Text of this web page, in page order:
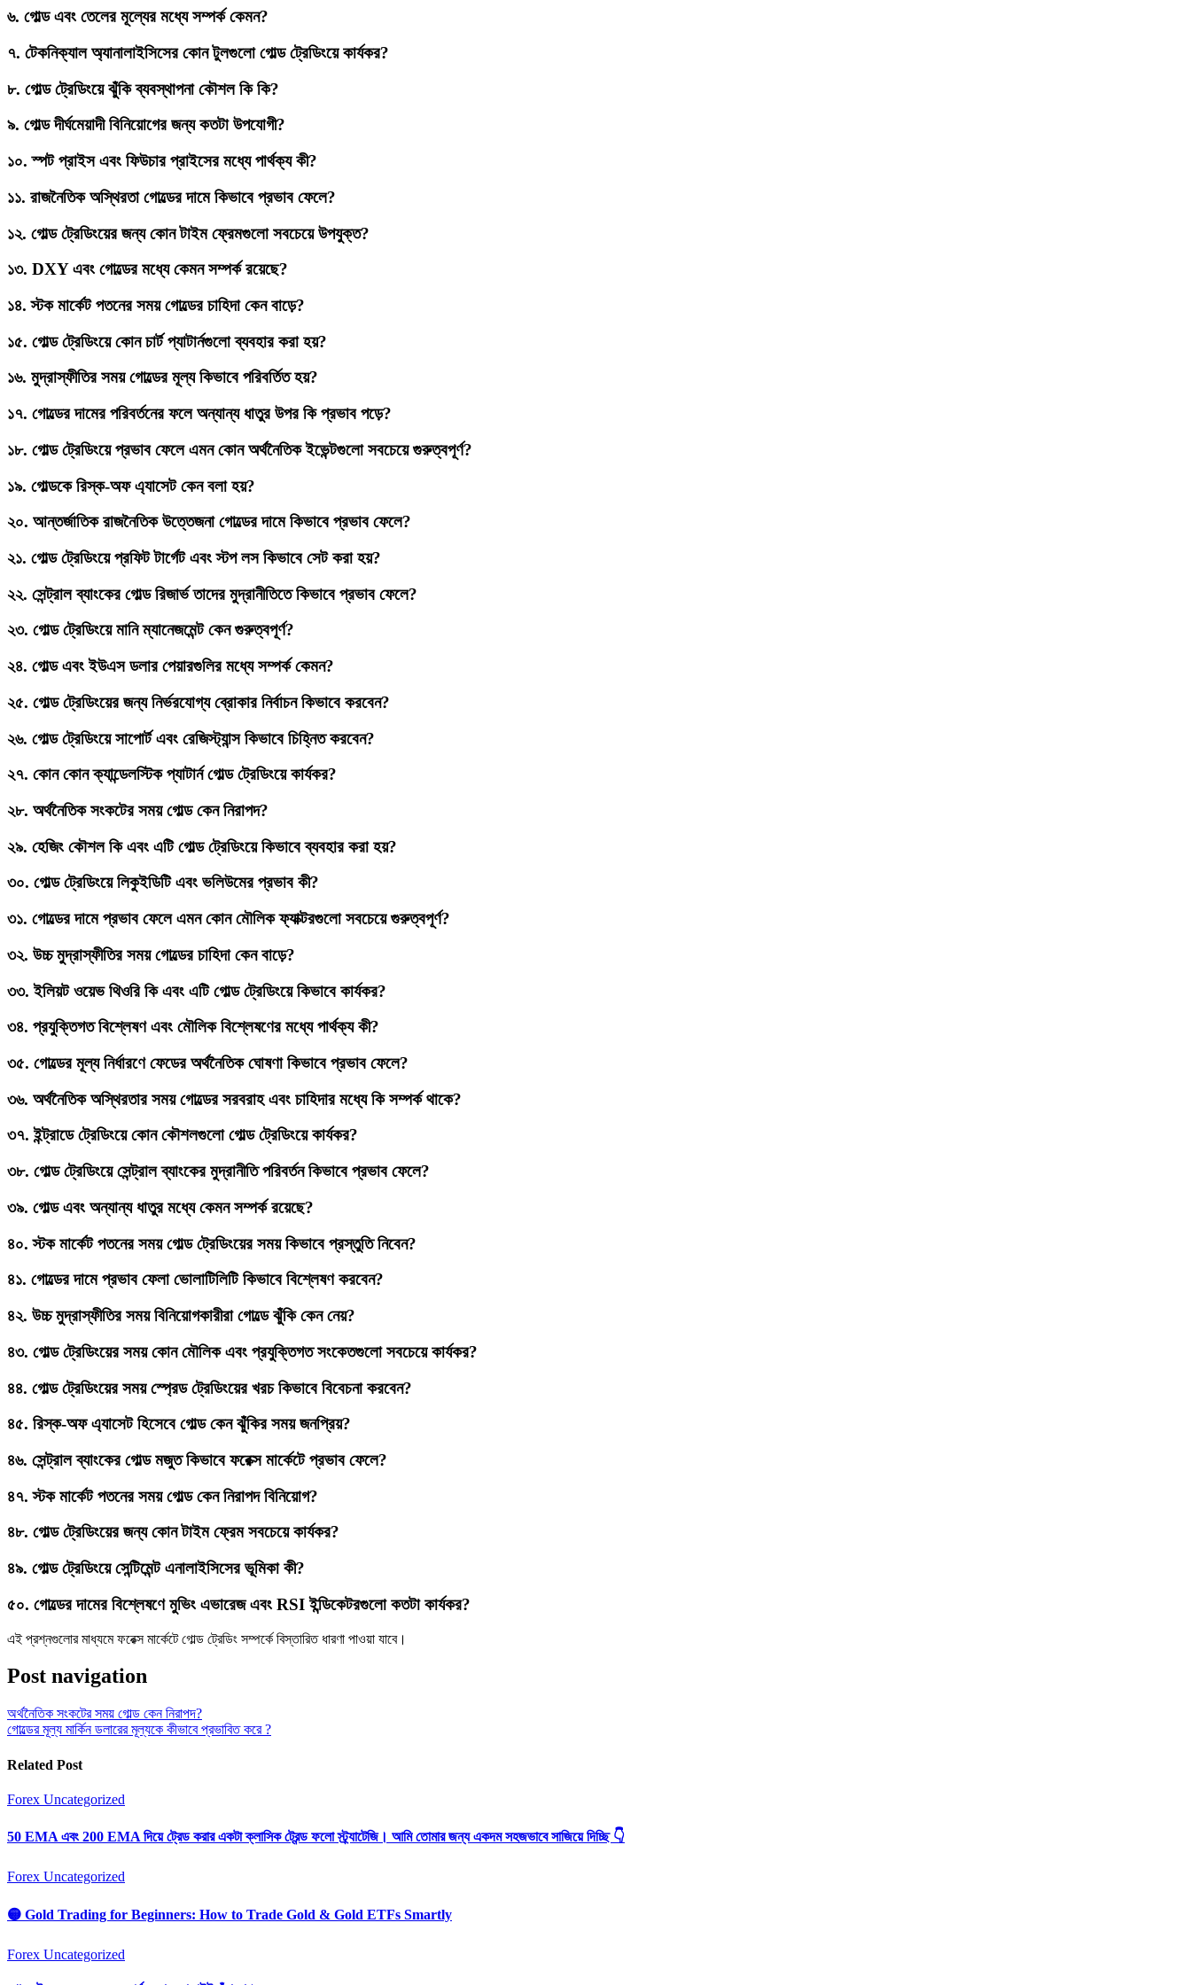
৬. গোল্ড এবং তেলের মূল্যের মধ্যে সম্পর্ক কেমন?
৭. টেকনিক্যাল অ্যানালাইসিসের কোন টুলগুলো গোল্ড ট্রেডিংয়ে কার্যকর?
৮. গোল্ড ট্রেডিংয়ে ঝুঁকি ব্যবস্থাপনা কৌশল কি কি?
৯. গোল্ড দীর্ঘমেয়াদী বিনিয়োগের জন্য কতটা উপযোগী?
১০.স্পট প্রাইস এবং ফিউচার প্রাইসের মধ্যে পার্থক্য কী?
১১. রাজনৈতিক অস্থিরতা গোল্ডের দামে কিভাবে প্রভাব ফেলে?
১২. গোল্ড ট্রেডিংয়ের জন্য কোন টাইম ফ্রেমগুলো সবচেয়ে উপযুক্ত?
১৩. DXY এবং গোল্ডের মধ্যে কেমন সম্পর্ক রয়েছে?
১৪.স্টক মার্কেট পতনের সময় গোল্ডের চাহিদা কেন বাড়ে?
১৫. গোল্ড ট্রেডিংয়ে কোন চার্ট প্যাটার্নগুলো ব্যবহার করা হয়?
১৬. মুদ্রাস্ফীতির সময় গোল্ডের মূল্য কিভাবে পরিবর্তিত হয়?
১৭. গোল্ডের দামের পরিবর্তনের ফলে অন্যান্য ধাতুর উপর কি প্রভাব পড়ে?
১৮. গোল্ড ট্রেডিংয়ে প্রভাব ফেলে এমন কোন অর্থনৈতিক ইভেন্টগুলো সবচেয়ে গুরুত্বপূর্ণ?
১৯. গোল্ডকে রিস্ক-অফ এ্যাসেট কেন বলা হয়?
২০. আন্তর্জাতিক রাজনৈতিক উত্তেজনা গোল্ডের দামে কিভাবে প্রভাব ফেলে?
২১. গোল্ড ট্রেডিংয়ে প্রফিট টার্গেট এবং স্টপ লস কিভাবে সেট করা হয়?
২২. সেন্ট্রাল ব্যাংকের গোল্ড রিজার্ভ তাদের মুদ্রানীতিতে কিভাবে প্রভাব ফেলে?
২৩. গোল্ড ট্রেডিংয়ে মানি ম্যানেজমেন্ট কেন গুরুত্বপূর্ণ?
২৪. গোল্ড এবং ইউএস ডলার পেয়ারগুলির মধ্যে সম্পর্ক কেমন?
২৫. গোল্ড ট্রেডিংয়ের জন্য নির্ভরযোগ্য ব্রোকার নির্বাচন কিভাবে করবেন?
২৬. গোল্ড ট্রেডিংয়ে সাপোর্ট এবং রেজিস্ট্যান্স কিভাবে চিহ্নিত করবেন?
২৭. কোন কোন ক্যান্ডেলস্টিক প্যাটার্ন গোল্ড ট্রেডিংয়ে কার্যকর?
২৮. অর্থনৈতিক সংকটের সময় গোল্ড কেন নিরাপদ?
২৯. হেজিং কৌশল কি এবং এটি গোল্ড ট্রেডিংয়ে কিভাবে ব্যবহার করা হয়?
৩০. গোল্ড ট্রেডিংয়ে লিকুইডিটি এবং ভলিউমের প্রভাব কী?
৩১. গোল্ডের দামে প্রভাব ফেলে এমন কোন মৌলিক ফ্যাক্টরগুলো সবচেয়ে গুরুত্বপূর্ণ?
৩২. উচ্চ মুদ্রাস্ফীতির সময় গোল্ডের চাহিদা কেন বাড়ে?
৩৩.ইলিয়ট ওয়েভ থিওরি কি এবং এটি গোল্ড ট্রেডিংয়ে কিভাবে কার্যকর?
৩৪. প্রযুক্তিগত বিশ্লেষণ এবং মৌলিক বিশ্লেষণের মধ্যে পার্থক্য কী?
৩৫. গোল্ডের মূল্য নির্ধারণে ফেডের অর্থনৈতিক ঘোষণা কিভাবে প্রভাব ফেলে?
৩৬. অর্থনৈতিক অস্থিরতার সময় গোল্ডের সরবরাহ এবং চাহিদার মধ্যে কি সম্পর্ক থাকে?
৩৭.ইন্ট্রাডে ট্রেডিংয়ে কোন কৌশলগুলো গোল্ড ট্রেডিংয়ে কার্যকর?
৩৮. গোল্ড ট্রেডিংয়ে সেন্ট্রাল ব্যাংকের মুদ্রানীতি পরিবর্তন কিভাবে প্রভাব ফেলে?
৩৯. গোল্ড এবং অন্যান্য ধাতুর মধ্যে কেমন সম্পর্ক রয়েছে?
৪০.স্টক মার্কেট পতনের সময় গোল্ড ট্রেডিংয়ের সময় কিভাবে প্রস্তুতি নিবেন?
৪১. গোল্ডের দামে প্রভাব ফেলা ভোলাটিলিটি কিভাবে বিশ্লেষণ করবেন?
৪২. উচ্চ মুদ্রাস্ফীতির সময় বিনিয়োগকারীরা গোল্ডে ঝুঁকি কেন নেয়?
৪৩. গোল্ড ট্রেডিংয়ের সময় কোন মৌলিক এবং প্রযুক্তিগত সংকেতগুলো সবচেয়ে কার্যকর?
৪৪. গোল্ড ট্রেডিংয়ের সময় স্প্রেড ট্রেডিংয়ের খরচ কিভাবে বিবেচনা করবেন?
৪৫. রিস্ক-অফ এ্যাসেট হিসেবে গোল্ড কেন ঝুঁকির সময় জনপ্রিয়?
৪৬. সেন্ট্রাল ব্যাংকের গোল্ড মজুত কিভাবে ফরেক্স মার্কেটে প্রভাব ফেলে?
৪৭.স্টক মার্কেট পতনের সময় গোল্ড কেন নিরাপদ বিনিয়োগ?
৪৮. গোল্ড ট্রেডিংয়ের জন্য কোন টাইম ফ্রেম সবচেয়ে কার্যকর?
৪৯. গোল্ড ট্রেডিংয়ে সেন্টিমেন্ট এনালাইসিসের ভূমিকা কী?
৫০. গোল্ডের দামের বিশ্লেষণে মুভিং এভারেজ এবং RSI ইন্ডিকেটরগুলো কতটা কার্যকর?
এই প্রশ্নগুলোর মাধ্যমে ফরেক্স মার্কেটে গোল্ড ট্রেডিং সম্পর্কে বিস্তারিত ধারণা পাওয়া যাবে।
Post navigation
অর্থনৈতিক সংকটের সময় গোল্ড কেন নিরাপদ?
গোল্ডের মূল্য মার্কিন ডলারের মূল্যকে কীভাবে প্রভাবিত করে ?
Related Post
Forex Uncategorized
50 EMA এবং 200 EMA দিয়ে ট্রেড করার একটা ক্লাসিক ট্রেন্ড ফলো স্ট্র্যাটেজি। আমি তোমার জন্য একদম সহজভাবে সাজিয়ে দিচ্ছি 👇
Forex Uncategorized
🟡 Gold Trading for Beginners: How to Trade Gold & Gold ETFs Smartly
Forex Uncategorized